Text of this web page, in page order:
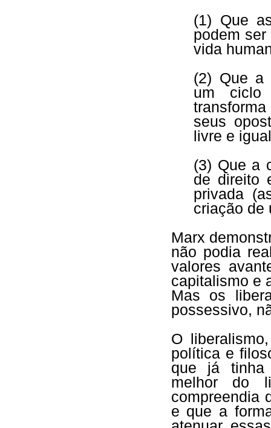
(1) Que
podem
vida
(2) Que a
um ciclo
seus
livre e
(3) Que a
de direito
privada
criação de
Marx
não podia
valores
capitalismo e
Mas os
possessivo,
O
política e
que já tinha
melhor do
compreendia
e que a